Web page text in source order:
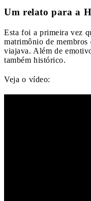
Um relato para a
Esta foi a primeira vez
matrimônio de
viajava. Além de
também histórico.
Veja o vídeo: